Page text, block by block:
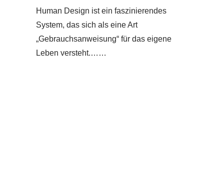
Human Design ist ein faszinierendes
System, das sich als eine Art
„Gebrauchsanweisung“ für das eigene
Leben versteht.……